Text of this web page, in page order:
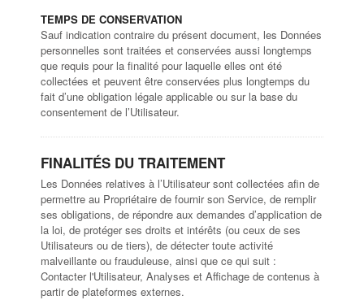
TEMPS DE CONSERVATION
Sauf indication contraire du présent document, les Données
personnelles sont traitées et conservées aussi longtemps
que requis pour la finalité pour laquelle elles ont été
collectées et peuvent être conservées plus longtemps du
fait d’une obligation légale applicable ou sur la base du
consentement de l’Utilisateur.
FINALITÉS DU TRAITEMENT
Les Données relatives à l’Utilisateur sont collectées afin de
permettre au Propriétaire de fournir son Service, de remplir
ses obligations, de répondre aux demandes d’application de
la loi, de protéger ses droits et intérêts (ou ceux de ses
Utilisateurs ou de tiers), de détecter toute activité
malveillante ou frauduleuse, ainsi que ce qui suit :
Contacter l'Utilisateur, Analyses et Affichage de contenus à
partir de plateformes externes.